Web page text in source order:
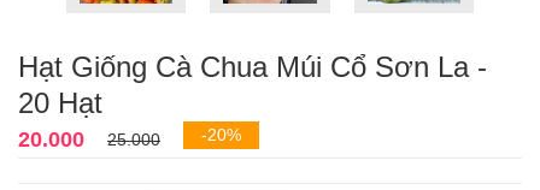
Hạt Giống Cà Chua Múi Cổ Sơn La -
20 Hạt
20.000 25.000 -20%